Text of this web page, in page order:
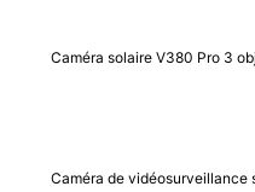
Caméra solaire V380 Pro 3
Caméra de vidéosurveillance